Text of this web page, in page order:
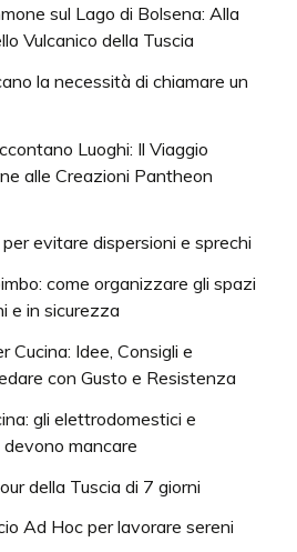
sul Lago di Bolsena: Alla
Vulcanico della Tuscia
la necessità di chiamare un
Luoghi: Il Viaggio
alle Creazioni Pantheon
evitare dispersioni e sprechi
come organizzare gli spazi
e in sicurezza
Cucina: Idee, Consigli e
con Gusto e Resistenza
gli elettrodomestici e
mancare
della Tuscia di 7 giorni
Ad Hoc per lavorare sereni